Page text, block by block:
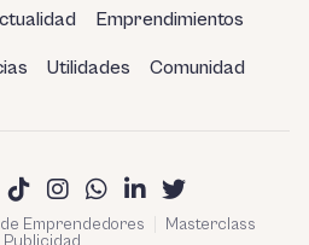
Emprendimientos
Utilidades Comunidad
Emprendedores
Masterclass